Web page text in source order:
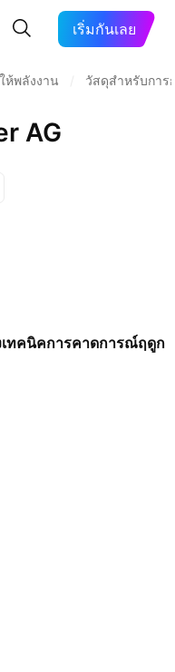
เริ่มกันเลย
ห้พลังงาน วัสดุสำหรับการ
AG
ทคนิคการคาดการณ์ฤดูก